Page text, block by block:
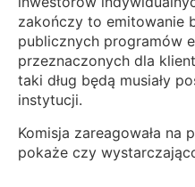
zakończy to emitowanie
publicznych programów
przeznaczonych dla
taki dług będą musiały
instytucji.
Komisja zareagowała na
pokaże czy